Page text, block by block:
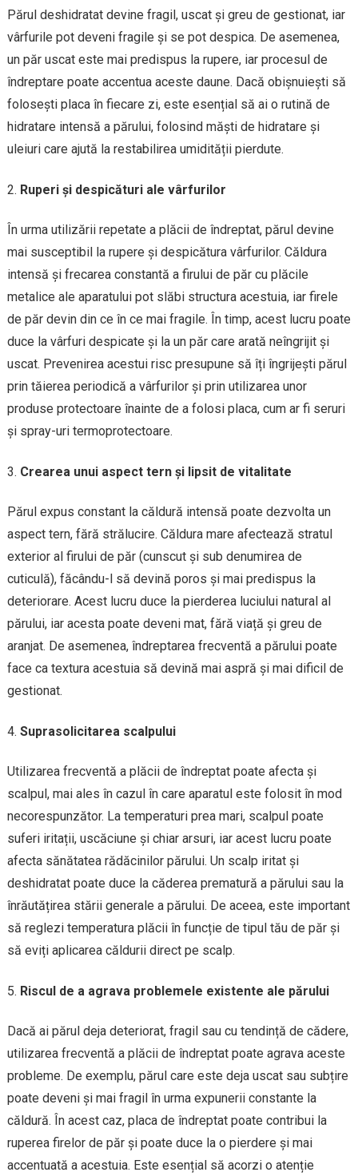
Părul deshidratat devine fragil, uscat și greu de gestionat, iar
vârfurile pot deveni fragile și se pot despica. De asemenea,
un păr uscat este mai predispus la rupere, iar procesul de
îndreptare poate accentua aceste daune. Dacă obișnuiești să
folosești placa în fiecare zi, este esențial să ai o rutină de
hidratare intensă a părului, folosind măști de hidratare și
uleiuri care ajută la restabilirea umidității pierdute.
Ruperi și despicături ale vârfurilor
În urma utilizării repetate a plăcii de îndreptat, părul devine
mai susceptibil la rupere și despicătura vârfurilor. Căldura
intensă și frecarea constantă a firului de păr cu plăcile
metalice ale aparatului pot slăbi structura acestuia, iar firele
de păr devin din ce în ce mai fragile. În timp, acest lucru poate
duce la vârfuri despicate și la un păr care arată neîngrijit și
uscat. Prevenirea acestui risc presupune să îți îngrijești părul
prin tăierea periodică a vârfurilor și prin utilizarea unor
produse protectoare înainte de a folosi placa, cum ar fi seruri
și spray-uri termoprotectoare.
Crearea unui aspect tern și lipsit de vitalitate
Părul expus constant la căldură intensă poate dezvolta un
aspect tern, fără strălucire. Căldura mare afectează stratul
exterior al firului de păr (cunscut și sub denumirea de
cuticulă), făcându-l să devină poros și mai predispus la
deteriorare. Acest lucru duce la pierderea luciului natural al
părului, iar acesta poate deveni mat, fără viață și greu de
aranjat. De asemenea, îndreptarea frecventă a părului poate
face ca textura acestuia să devină mai aspră și mai dificil de
gestionat.
Suprasolicitarea scalpului
Utilizarea frecventă a plăcii de îndreptat poate afecta și
scalpul, mai ales în cazul în care aparatul este folosit în mod
necorespunzător. La temperaturi prea mari, scalpul poate
suferi iritații, uscăciune și chiar arsuri, iar acest lucru poate
afecta sănătatea rădăcinilor părului. Un scalp iritat și
deshidratat poate duce la căderea prematură a părului sau la
înrăutățirea stării generale a părului. De aceea, este important
să reglezi temperatura plăcii în funcție de tipul tău de păr și
să eviți aplicarea căldurii direct pe scalp.
Riscul de a agrava problemele existente ale părului
Dacă ai părul deja deteriorat, fragil sau cu tendință de cădere,
utilizarea frecventă a plăcii de îndreptat poate agrava aceste
probleme. De exemplu, părul care este deja uscat sau subțire
poate deveni și mai fragil în urma expunerii constante la
căldură. În acest caz, placa de îndreptat poate contribui la
ruperea firelor de păr și poate duce la o pierdere și mai
accentuată a acestuia. Este esențial să acorzi o atenție